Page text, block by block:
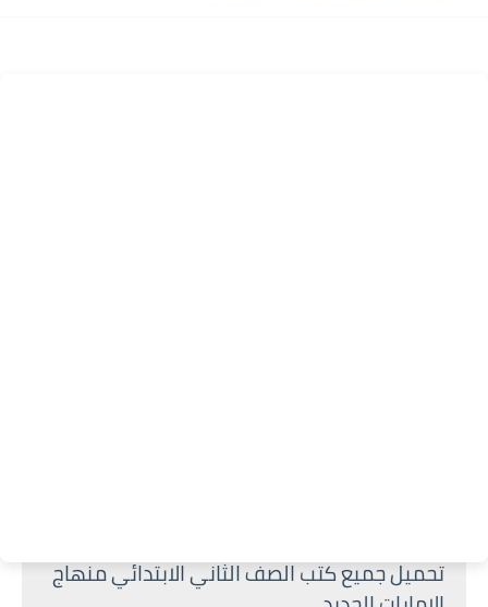
تحميل جميع كتب الصف الثاني الابتدائي منهاج